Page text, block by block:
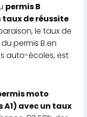
permis B
de réussite
le taux de
permis B en
auto-écoles, est
moto
A1) avec un taux